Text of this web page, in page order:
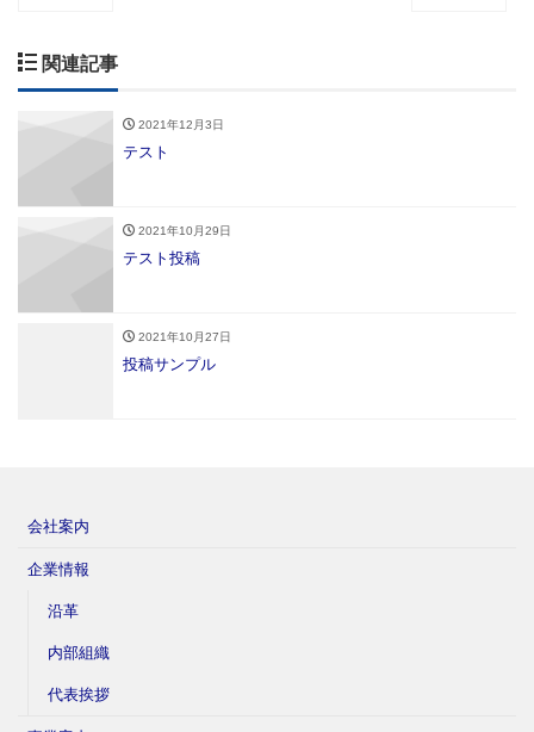
関連記事
2021年12月3日
テスト
2021年10月29日
テスト投稿
2021年10月27日
投稿サンプル
会社案内
企業情報
沿革
内部組織
代表挨拶